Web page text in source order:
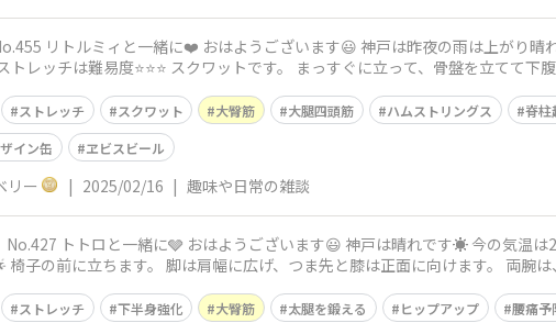
ます😃 神戸は昨夜の雨は上がり晴れました☀️ 今の気温は7度、予想最高気
ストレッチ スクワット 大臀筋 大腿四頭筋 ハムストリングス
脊柱
イン缶
ヱビスビール
リー | 2025/02/16 | 趣味や日常の雑談
神戸は晴れです☀️ 今の気温は2度、予想最高気温は8度です。 今日のス
、
ストレッチ 下半身強化 大臀筋 太腿を鍛える ヒップアップ 腰痛予